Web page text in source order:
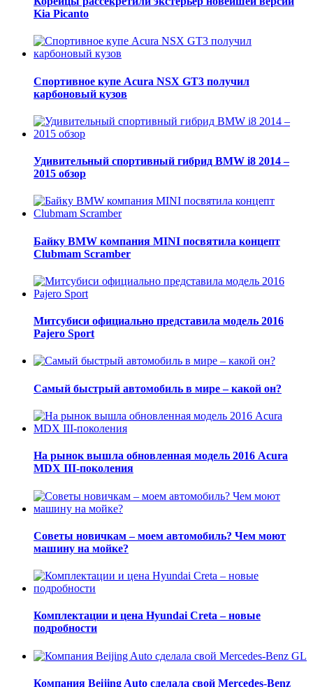
Kia Picanto
Спортивное купе Acura NSX GT3 получил
карбоновый кузов
Удивительный спортивный гибрид BMW i8 2014 –
2015 обзор
Байку BMW компания MINI посвятила концепт
Clubmam Scramber
Митсубиси официально представила модель 2016
Pajero Sport
Самый быстрый автомобиль в мире – какой он?
На рынок вышла обновленная модель 2016 Acura
MDX III-поколения
Советы новичкам – моем автомобиль? Чем моют
машину на мойке?
Комплектации и цена Hyundai Creta – новые
подробности
Компания Beijing Auto сделала свой Mercedes-Benz